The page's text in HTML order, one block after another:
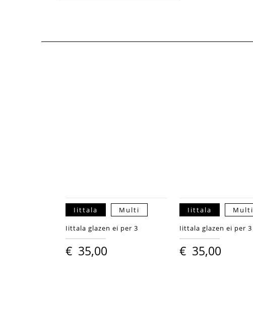
Iittala Multi
Iittala glazen ei per 3
€ 35,00
Iittala Multi
Iittala glazen ei per 3
€ 35,00